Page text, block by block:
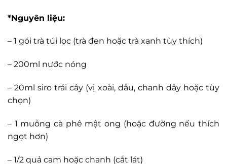
*Nguyên liệu:
– 1 gói trà túi lọc (trà đen hoặc trà xanh tùy thích)
– 200ml nước nóng
– 20ml siro trái cây (vị xoài, dâu, chanh dây hoặc tùy
chọn)
– 1 muỗng cà phê mật ong (hoặc đường nếu thích
ngọt hơn)
– 1/2 quả cam hoặc chanh (cắt lát)